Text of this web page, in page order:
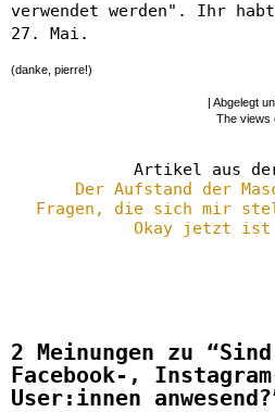
verwendet werden". Ihr
27. Mai.
(danke, pierre!)
| Abgelegt
The views
Artikel aus
Der Aufstand der
Fragen, die sich mir
Okay jetzt ist
2 Meinungen zu
Facebook-,
User:innen